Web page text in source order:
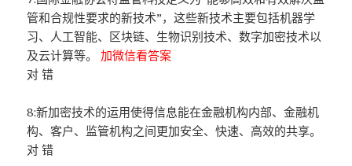
管和合规性要求的新技术”，这些新技术主要包括机器学
习、人工智能、区块链、生物识别技术、数字加密技术以
及云计算等。加微信看答案
对 错
8:新加密技术的运用使得信息能在金融机构内部、金融机
构、客户、监管机构之间更加安全、快速、高效的共享。
对 错